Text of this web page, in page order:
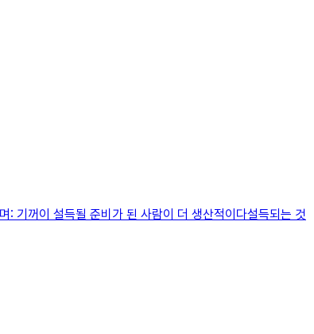
: 기꺼이 설득될 준비가 된 사람이 더 생산적이다설득되는 것